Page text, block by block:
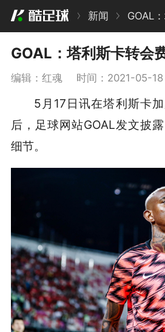
新闻 GOAL
GOAL：塔利斯卡转会
编辑：红魂 时间：2021-05-
5月17日讯在塔利斯卡
后，足球网站GOAL发文披
细节。